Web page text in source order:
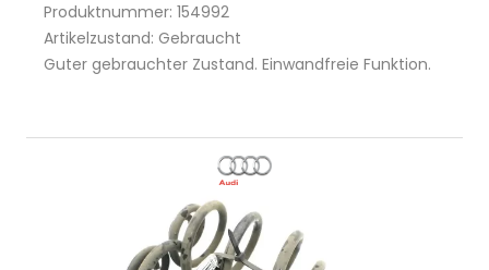
Produktnummer: 154992
Artikelzustand: Gebraucht
Guter gebrauchter Zustand. Einwandfreie Funktion.